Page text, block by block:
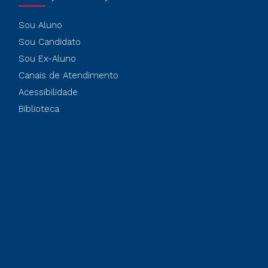
Sou Aluno
Sou Candidato
Sou Ex-Aluno
Canais de Atendimento
Acessibilidade
Biblioteca